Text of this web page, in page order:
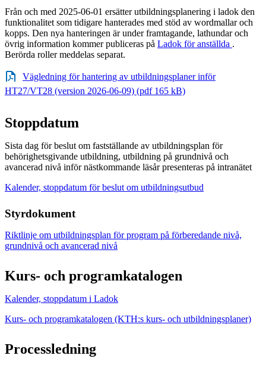
Från och med 2025-06-01 ersätter utbildningsplanering i ladok den
funktionalitet som tidigare hanterades med stöd av wordmallar och
kopps. Den nya hanteringen är under framtagande, lathundar och
övrig information kommer publiceras på Ladok för anställda .
Berörda roller meddelas separat.
Vägledning för hantering av utbildningsplaner inför
HT27/VT28 (version 2026-06-09) (pdf 165 kB)
Stoppdatum
Sista dag för beslut om fastställande av utbildningsplan för
behörighetsgivande utbildning, utbildning på grundnivå och
avancerad nivå inför nästkommande läsår presenteras på intranätet
Kalender, stoppdatum för beslut om utbildningsutbud
Styrdokument
Riktlinje om utbildningsplan för program på förberedande nivå,
grundnivå och avancerad nivå
Kurs- och programkatalogen
Kalender, stoppdatum i Ladok
Kurs- och programkatalogen (KTH:s kurs- och utbildningsplaner)
Processledning